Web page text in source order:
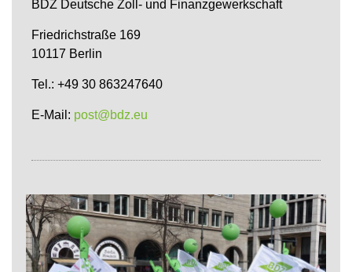
BDZ Deutsche Zoll- und Finanzgewerkschaft
Friedrichstraße 169
10117 Berlin
Tel.: +49 30 863247640
E-Mail: post@bdz.eu